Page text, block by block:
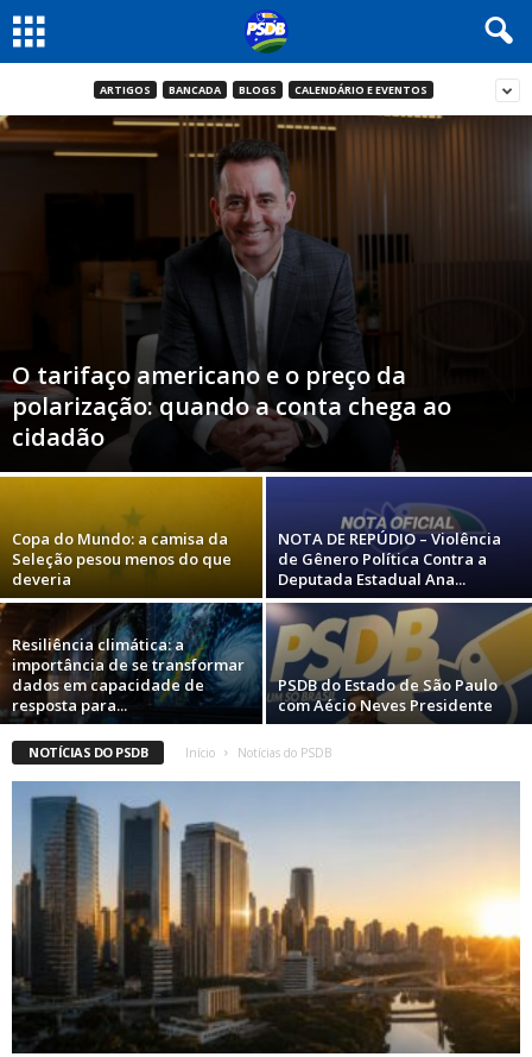
ARTIGOS BANCADA BLOGS CALENDÁRIO E EVENTOS
O tarifaço americano e o preço da
polarização: quando a conta chega ao
cidadão
Copa do Mundo: a camisa da
Seleção pesou menos do que
deveria
NOTA DE REPÚDIO – Violência
de Gênero Política Contra a
Deputada Estadual Ana...
Resiliência climática: a
importância de se transformar
dados em capacidade de
resposta para...
PSDB do Estado de São Paulo
com Aécio Neves Presidente
NOTÍCIAS DO PSDB Início Notícias do PSDB